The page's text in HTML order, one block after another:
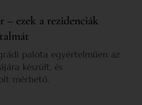
– ezek a rezidenciák
palota egyértelműen az
készült, és
mérhető.